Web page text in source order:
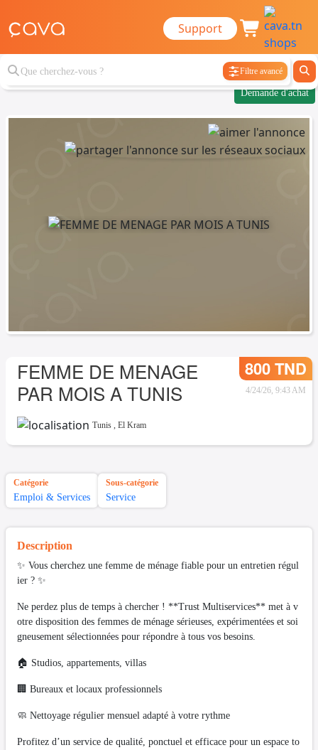
Support
Filtre avancé
Demande d'achat
FEMME DE MENAGE
PAR MOIS A TUNIS
800 TND
4/24/26, 9:43 AM
Tunis , El Kram
Catégorie
Emploi & Services
Sous-catégorie
Service
Description
✨ Vous cherchez une femme de ménage fiable pour un entretien régul
ier ? ✨
Ne perdez plus de temps à chercher ! **Trust Multiservices** met à v
otre disposition des femmes de ménage sérieuses, expérimentées et soi
gneusement sélectionnées pour répondre à tous vos besoins.
🏠 Studios, appartements, villas
🏢 Bureaux et locaux professionnels
🧼 Nettoyage régulier mensuel adapté à votre rythme
Profitez d’un service de qualité, ponctuel et efficace pour un espace to